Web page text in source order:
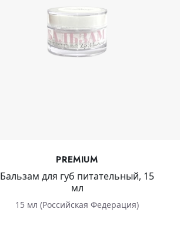
PREMIUM
Бальзам для губ питательный, 15
мл
15 мл (Российская Федерация)